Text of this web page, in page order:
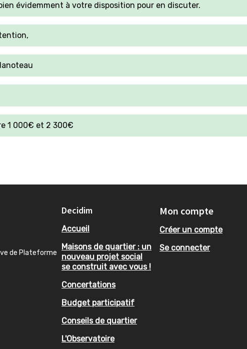
évidemment à votre disposition pour en discuter.
1 000€ et 2 300€
de Plateforme
Decidim
Accueil
Maisons de quartier : un
nouveau projet social
se construit avec vous !
Concertations
Budget participatif
Conseils de quartier
L'Observatoire
Mon compte
Créer un compte
Se connecter